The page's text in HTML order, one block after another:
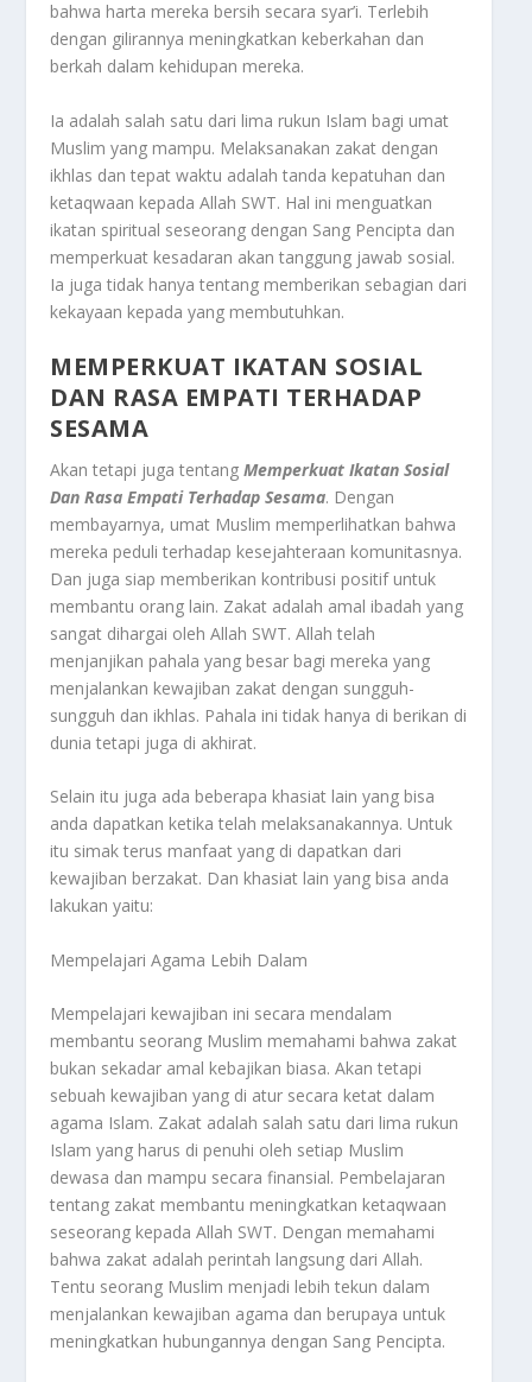
bahwa harta mereka bersih secara syar’i. Terlebih
dengan gilirannya meningkatkan keberkahan dan
berkah dalam kehidupan mereka.
Ia adalah salah satu dari lima rukun Islam bagi umat
Muslim yang mampu. Melaksanakan zakat dengan
ikhlas dan tepat waktu adalah tanda kepatuhan dan
ketaqwaan kepada Allah SWT. Hal ini menguatkan
ikatan spiritual seseorang dengan Sang Pencipta dan
memperkuat kesadaran akan tanggung jawab sosial.
Ia juga tidak hanya tentang memberikan sebagian dari
kekayaan kepada yang membutuhkan.
MEMPERKUAT IKATAN SOSIAL
DAN RASA EMPATI TERHADAP
SESAMA
Akan tetapi juga tentangMemperkuat Ikatan Sosial
Dan Rasa Empati Terhadap Sesama. Dengan
membayarnya, umat Muslim memperlihatkan bahwa
mereka peduli terhadap kesejahteraan komunitasnya.
Dan juga siap memberikan kontribusi positif untuk
membantu orang lain. Zakat adalah amal ibadah yang
sangat dihargai oleh Allah SWT. Allah telah
menjanjikan pahala yang besar bagi mereka yang
menjalankan kewajiban zakat dengan sungguh-
sungguh dan ikhlas. Pahala ini tidak hanya di berikan di
dunia tetapi juga di akhirat.
Selain itu juga ada beberapa khasiat lain yang bisa
anda dapatkan ketika telah melaksanakannya. Untuk
itu simak terus manfaat yang di dapatkan dari
kewajiban berzakat. Dan khasiat lain yang bisa anda
lakukan yaitu:
Mempelajari Agama Lebih Dalam
Mempelajari kewajiban ini secara mendalam
membantu seorang Muslim memahami bahwa zakat
bukan sekadar amal kebajikan biasa. Akan tetapi
sebuah kewajiban yang di atur secara ketat dalam
agama Islam. Zakat adalah salah satu dari lima rukun
Islam yang harus di penuhi oleh setiap Muslim
dewasa dan mampu secara finansial. Pembelajaran
tentang zakat membantu meningkatkan ketaqwaan
seseorang kepada Allah SWT. Dengan memahami
bahwa zakat adalah perintah langsung dari Allah.
Tentu seorang Muslim menjadi lebih tekun dalam
menjalankan kewajiban agama dan berupaya untuk
meningkatkan hubungannya dengan Sang Pencipta.